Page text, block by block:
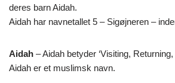
deres barn Aidah.
Aidah har navnetallet 5 – Sigøjneren –
Aidah – Aidah betyder ‘Visiting,
Aidah er et muslimsk navn.